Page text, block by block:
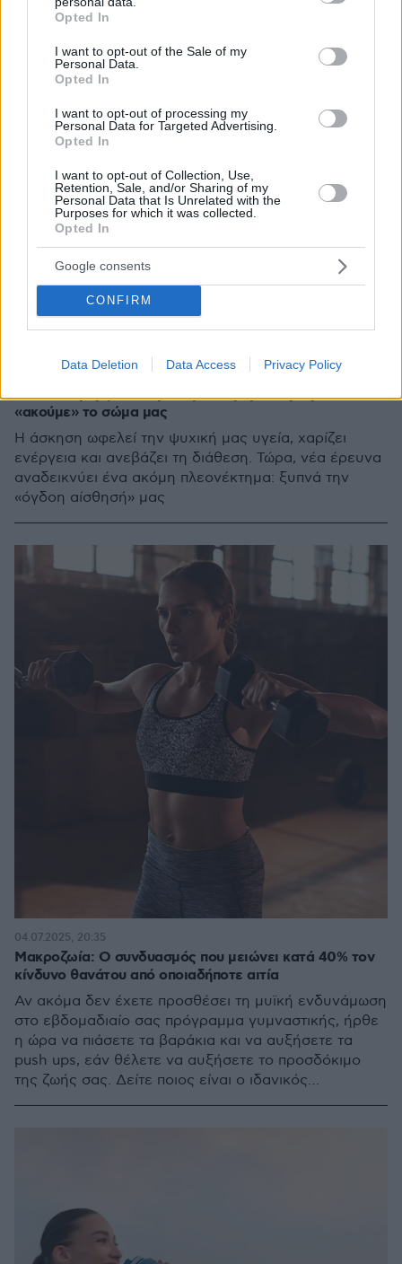
grant or deny consent to Google and its third-party tags to
use your data for below specified purposes in below Google
consent section.
Opted In
I want to opt-out of the Sale of my
Personal Data.
Opted In
I want to opt-out of processing my
Personal Data for Targeted Advertising.
Opted In
I want to opt-out of Collection, Use,
Retention, Sale, and/or Sharing of my
Personal Data that Is Unrelated with the
Purposes for which it was collected.
Opted In
Google consents
CONFIRM
Data Deletion Data Access Privacy Policy
Ποια άσκηση ξυπνά την «8η αίσθηση» και βοηθά να
«ακούμε» το σώμα μας
Η άσκηση ωφελεί την ψυχική μας υγεία, χαρίζει
ενέργεια και ανεβάζει τη διάθεση. Τώρα, νέα έρευνα
αναδεικνύει ένα ακόμη πλεονέκτημα: ξυπνά την
«όγδοη αίσθησή» μας
Μακροζωία: Ο συνδυασμός που μειώνει κατά 40% τον
κίνδυνο θανάτου από οποιαδήποτε αιτία
Αν ακόμα δεν έχετε προσθέσει τη μυϊκή ενδυνάμωση
στο εβδομαδιαίο σας πρόγραμμα γυμναστικής, ήρθε
η ώρα να πιάσετε τα βαράκια και να αυξήσετε τα
push ups, εάν θέλετε να αυξήσετε το προσδόκιμο
της ζωής σας. Δείτε ποιος είναι ο ιδανικός
04.07.2025, 20:35